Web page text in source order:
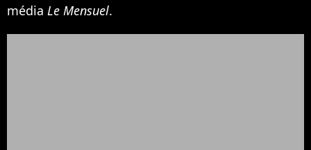
média Le Mensuel.